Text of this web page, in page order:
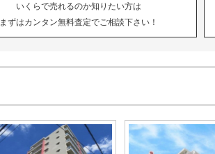
いくらで売れるのか知りたい方は
まずはカンタン無料査定でご相談下さい！